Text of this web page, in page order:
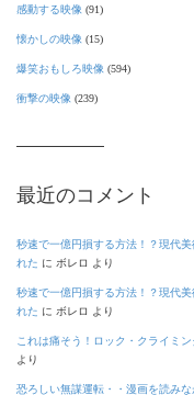
感動する映像 (91)
懐かしの映像 (15)
爆笑おもしろ映像 (594)
衝撃の映像 (239)
最近のコメント
秒速で一億円損する方法！？現代
れた に ボレロ より
秒速で一億円損する方法！？現代
れた に ボレロ より
これは痛そう！ロック・クライミ
より
恐ろしい無謀運転・・漫画を読み